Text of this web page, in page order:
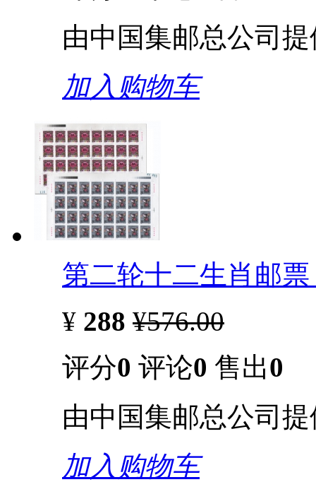
由中国集邮总公司
加入购物车
第二轮十二生肖邮
¥ 288 ¥576.00
评分0 评论0 售出0
由中国集邮总公司
加入购物车